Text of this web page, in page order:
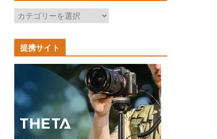
記
事
カ
テ
ゴ
ー
提携サイト